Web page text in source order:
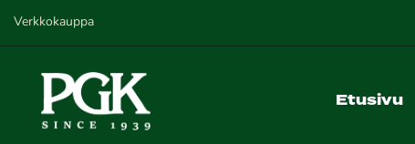
Verkkokauppa
Etusivu